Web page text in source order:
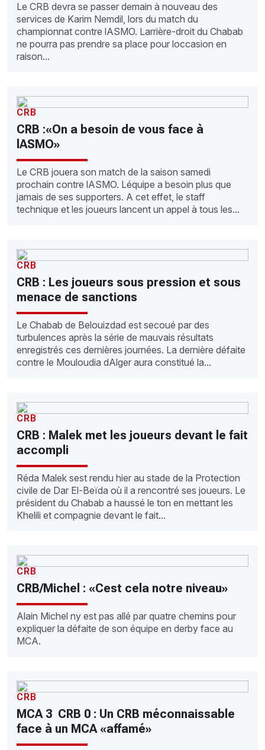
Le CRB devra se passer demain à nouveau des
services de Karim Nemdil, lors du match du
championnat contre lASMO. Larrière-droit du Chabab
ne pourra pas prendre sa place pour loccasion en
raison...
CRB
CRB :«On a besoin de vous face à
lASMO»
Le CRB jouera son match de la saison samedi
prochain contre lASMO. Léquipe a besoin plus que
jamais de ses supporters. A cet effet, le staff
technique et les joueurs lancent un appel à tous les...
CRB
CRB : Les joueurs sous pression et sous
menace de sanctions
Le Chabab de Belouizdad est secoué par des
turbulences après la série de mauvais résultats
enregistrés ces dernières journées. La dernière défaite
contre le Mouloudia dAlger aura constitué la...
CRB
CRB : Malek met les joueurs devant le fait
accompli
Réda Malek sest rendu hier au stade de la Protection
civile de Dar El-Beïda où il a rencontré ses joueurs. Le
président du Chabab a haussé le ton en mettant les
Khelili et compagnie devant le fait...
CRB
CRB/Michel : «Cest cela notre niveau»
Alain Michel ny est pas allé par quatre chemins pour
expliquer la défaite de son équipe en derby face au
MCA.
CRB
MCA 3  CRB 0 : Un CRB méconnaissable
face à un MCA «affamé»